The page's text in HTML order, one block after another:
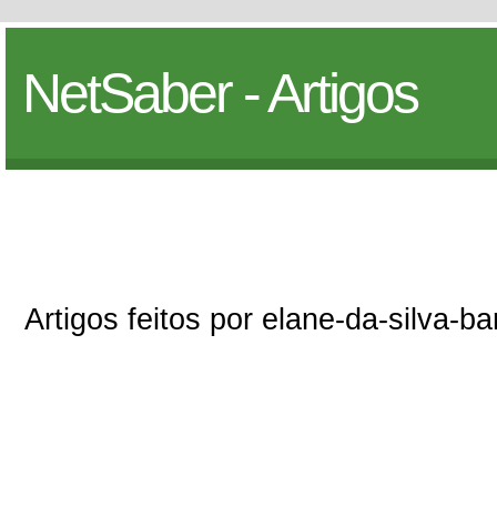
NetSaber - Artigos
Artigos feitos por elane-da-silva-